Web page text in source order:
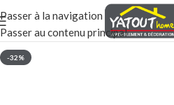
Passer à la navigation
Passer au contenu principal
-32%